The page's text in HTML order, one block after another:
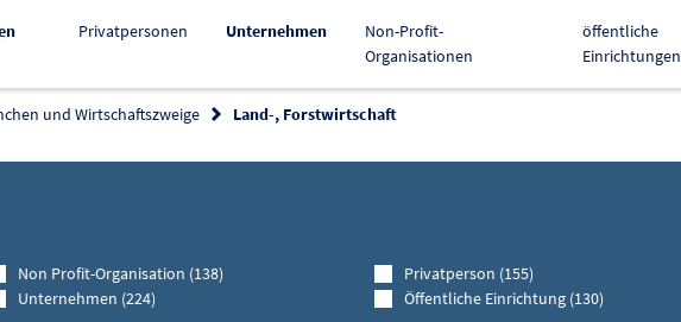
Privatpersonen UnternehmenAktiv Non-Profit-
Organisationen
öffentliche
Einrichtungen
und Wirtschaftszweige Land-, Forstwirtschaft
Non Profit-Organisation (138)
Privatperson (155)
Unternehmen (224)
Öffentliche Einrichtung (130)